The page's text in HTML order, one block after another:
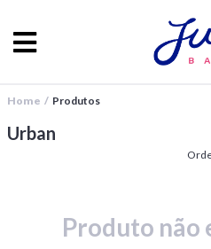
Home / Produtos
Urban
Produto não